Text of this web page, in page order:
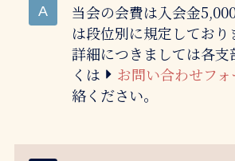
当会の会費は入会金
は段位別に規定しており
詳細につきましては各支
くは
お問い合わせフォ
絡ください。